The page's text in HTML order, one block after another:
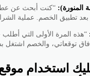
المنورة): “كنت أبحث عن
“هذه المرة الأولى التي أطلب
فاق توقعاتي، والخصم اشتغل
استخدام